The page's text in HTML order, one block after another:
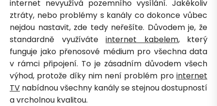
internet nevyužívá pozemního vysílání. Jakékoliv
ztráty, nebo problémy s kanály co dokonce vůbec
nejdou nastavit, zde tedy neřešíte. Důvodem je, že
standardně využíváte internet kabelem, který
funguje jako přenosové médium pro všechna data
v rámci připojení. To je zásadním důvodem všech
výhod, protože díky nim není problém pro internet
TV nabídnou všechny kanály se stejnou dostupností
a vrcholnou kvalitou.